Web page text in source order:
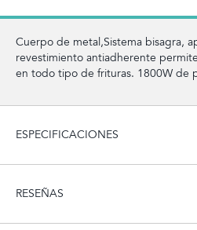
Cuerpo de metal,Sistema bisagra,
revestimiento antiadherente
en todo tipo de frituras. 1800W de
ESPECIFICACIONES
RESEÑAS